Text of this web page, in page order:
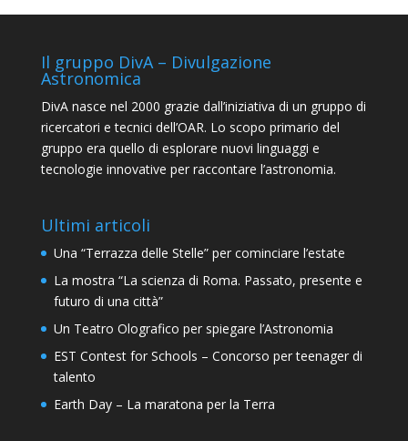
Il gruppo DivA – Divulgazione
Astronomica
DivA nasce nel 2000 grazie dall’iniziativa di un gruppo di
ricercatori e tecnici dell’OAR. Lo scopo primario del
gruppo era quello di esplorare nuovi linguaggi e
tecnologie innovative per raccontare l’astronomia.
Ultimi articoli
Una “Terrazza delle Stelle” per cominciare l’estate
La mostra “La scienza di Roma. Passato, presente e
futuro di una città”
Un Teatro Olografico per spiegare l’Astronomia
EST Contest for Schools – Concorso per teenager di
talento
Earth Day – La maratona per la Terra